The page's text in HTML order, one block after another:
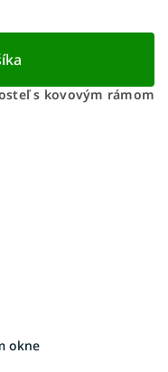
s kovovým rámom
okne